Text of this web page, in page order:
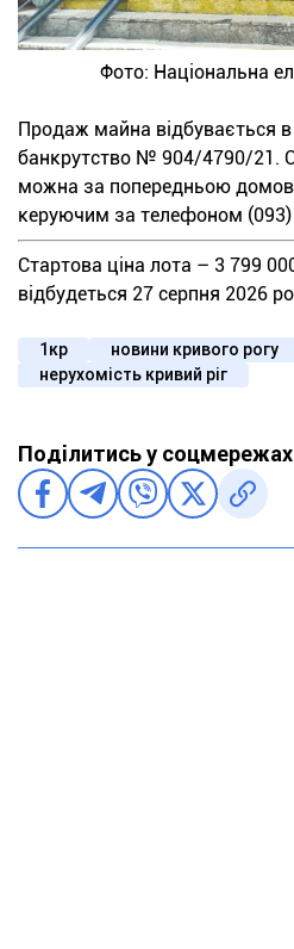
Фото: Національна
Продаж майна відбувається
банкрутство № 904/4790/21.
можна за попередньою
керуючим за телефоном (093)
Стартова ціна лота – 3 799
відбудеться 27 серпня 2026
1кр
новини кривого рогу
нерухомість кривий ріг
Поділитись у соцмережах